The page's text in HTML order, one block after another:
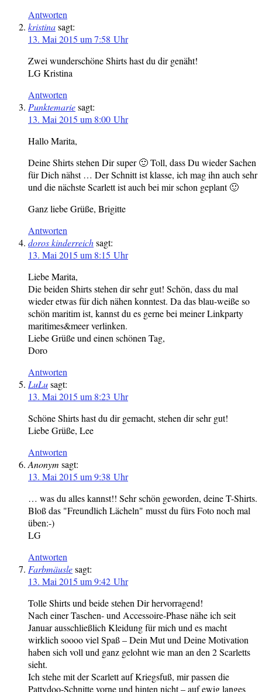
Antworten
kristinasagt:
13. Mai 2015 um 7:58 Uhr
Zwei wunderschöne Shirts hast du dir genäht!
LG Kristina
Antworten
Punktemariesagt:
13. Mai 2015 um 8:00 Uhr
Hallo Marita,
Deine Shirts stehen Dir super 🙂 Toll, dass Du wieder Sachen
für Dich nähst … Der Schnitt ist klasse, ich mag ihn auch sehr
und die nächste Scarlett ist auch bei mir schon geplant 🙂
Ganz liebe Grüße, Brigitte
Antworten
doros kinderreichsagt:
13. Mai 2015 um 8:15 Uhr
Liebe Marita,
Die beiden Shirts stehen dir sehr gut! Schön, dass du mal
wieder etwas für dich nähen konntest. Da das blau-weiße so
schön maritim ist, kannst du es gerne bei meiner Linkparty
maritimes&meer verlinken.
Liebe Grüße und einen schönen Tag,
Doro
Antworten
LuLusagt:
13. Mai 2015 um 8:23 Uhr
Schöne Shirts hast du dir gemacht, stehen dir sehr gut!
Liebe Grüße, Lee
Antworten
Anonym sagt:
13. Mai 2015 um 9:38 Uhr
… was du alles kannst!! Sehr schön geworden, deine T-Shirts.
Bloß das "Freundlich Lächeln" musst du fürs Foto noch mal
üben:-)
LG
Antworten
Farbmäuslesagt:
13. Mai 2015 um 9:42 Uhr
Tolle Shirts und beide stehen Dir hervorragend!
Nach einer Taschen- und Accessoire-Phase nähe ich seit
Januar ausschließlich Kleidung für mich und es macht
wirklich soooo viel Spaß – Dein Mut und Deine Motivation
haben sich voll und ganz gelohnt wie man an den 2 Scarletts
sieht.
Ich stehe mit der Scarlett auf Kriegsfuß, mir passen die
Pattydoo-Schnitte vorne und hinten nicht – auf ewig langes